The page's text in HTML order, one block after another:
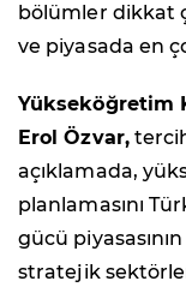
bölümler dikkat
ve piyasada en
Yükseköğretim
Erol Özvar,
açıklamada,
planlamasını
gücü
stratejik